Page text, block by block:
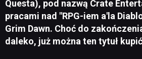
Questa), pod nazwą Crate
pracami nad "RPG-iem a'la
Grim Dawn. Choć do
daleko, już można ten tytuł